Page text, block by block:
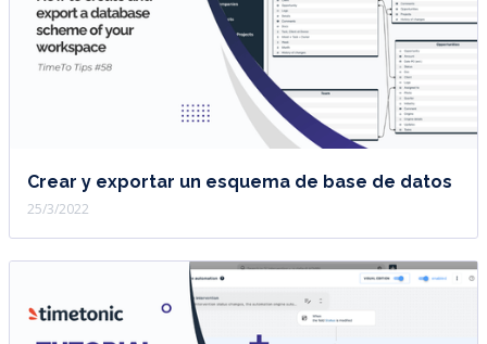
Crear y exportar un esquema de base de datos
25/3/2022